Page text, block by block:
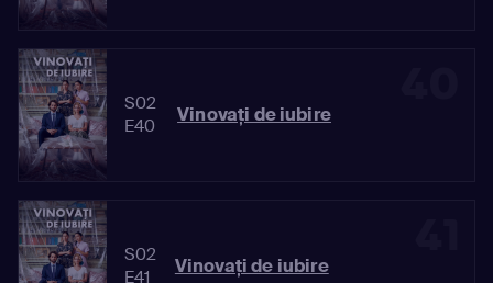
S02
E40
Vinovaţi de iubire
S02
E41
Vinovaţi de iubire